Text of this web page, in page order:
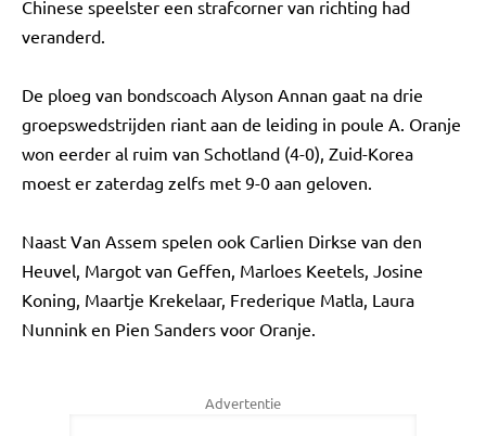
Chinese speelster een strafcorner van richting had
veranderd.
De ploeg van bondscoach Alyson Annan gaat na drie
groepswedstrijden riant aan de leiding in poule A. Oranje
won eerder al ruim van Schotland (4-0), Zuid-Korea
moest er zaterdag zelfs met 9-0 aan geloven.
Naast Van Assem spelen ook Carlien Dirkse van den
Heuvel, Margot van Geffen, Marloes Keetels, Josine
Koning, Maartje Krekelaar, Frederique Matla, Laura
Nunnink en Pien Sanders voor Oranje.
Advertentie